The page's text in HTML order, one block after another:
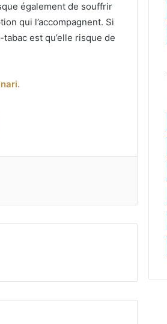
également de souffrir
qui l’accompagnent. Si
est qu’elle risque de